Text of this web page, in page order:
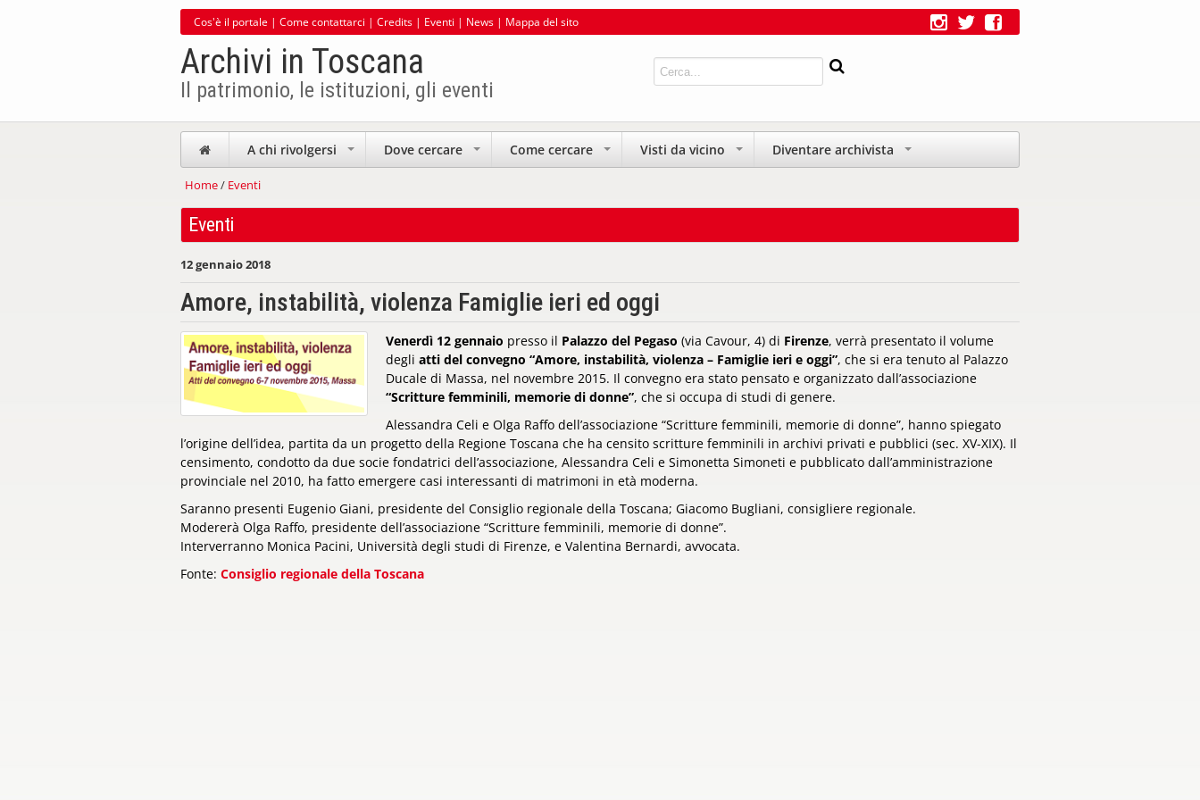
Cos'è il portale | Come contattarci | Credits | Eventi | News | Mappa del sito
Archivi in Toscana
Il patrimonio, le istituzioni, gli eventi
A chi rivolgersi Dove cercare Come cercare Visti da vicino Diventare archivista
Home/ Eventi
Eventi
12 gennaio 2018
Amore, instabilità, violenza Famiglie ieri ed oggi
Venerdì 12 gennaio presso il Palazzo del Pegaso (via Cavour, 4) di Firenze, verrà presentato il volume
degli atti del convegno “Amore, instabilità, violenza – Famiglie ieri e oggi”, che si era tenuto al Palazzo
Ducale di Massa, nel novembre 2015. Il convegno era stato pensato e organizzato dall’associazione
“Scritture femminili, memorie di donne”, che si occupa di studi di genere.
Alessandra Celi e Olga Raffo dell’associazione “Scritture femminili, memorie di donne”, hanno spiegato
l’origine dell’idea, partita da un progetto della Regione Toscana che ha censito scritture femminili in archivi privati e pubblici (sec. XV-XIX). Il
censimento, condotto da due socie fondatrici dell’associazione, Alessandra Celi e Simonetta Simoneti e pubblicato dall’amministrazione
provinciale nel 2010, ha fatto emergere casi interessanti di matrimoni in età moderna.
Saranno presenti Eugenio Giani, presidente del Consiglio regionale della Toscana; Giacomo Bugliani, consigliere regionale.
Modererà Olga Raffo, presidente dell’associazione “Scritture femminili, memorie di donne”.
Interverranno Monica Pacini, Università degli studi di Firenze, e Valentina Bernardi, avvocata.
Fonte: Consiglio regionale della Toscana